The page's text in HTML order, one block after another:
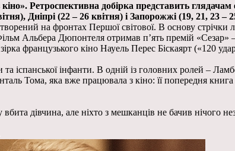
Ретроспективна добірка представить глядачам
Дніпрі (22 – 26 квітня) і Запорожжі (19, 21, 23 –
на фронтах Першої світової. В основу
Альбера Дюпонтеля отримав п’ять премій «Сезар»
французького кіно Науель Перес Біскаярт («120
іспанської інфанти. В одній із головних ролей –
Тома, яка вже працювала з кіно: її попередня
вбита дівчина, але ніхто з мешканців не бачив нічого